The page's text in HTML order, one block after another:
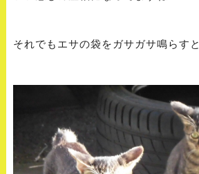
それでもエサの袋をガサガサ鳴らすと